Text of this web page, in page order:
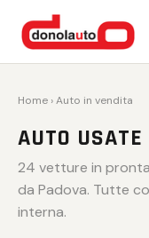
Home › Auto in vendita
AUTO
24 vetture in
da Padova. Tutte
interna.
VENDUTA 🏁
VENDUTA 🏁
VENDUTA 🏁
VENDUTA 🏁
VENDUTA 🏁